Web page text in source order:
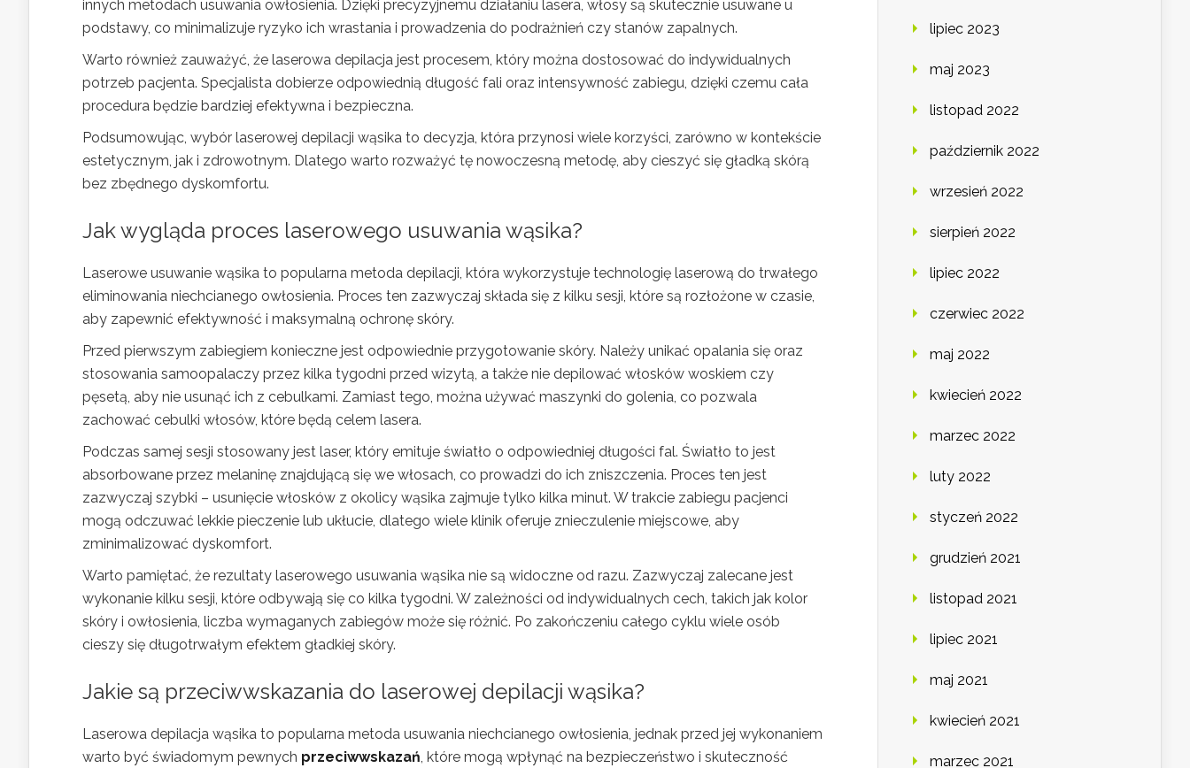
innych metodach usuwania owłosienia. Dzięki precyzyjnemu działaniu lasera, włosy są skutecznie usuwane u
podstawy, co minimalizuje ryzyko ich wrastania i prowadzenia do podrażnień czy stanów zapalnych.
Warto również zauważyć, że laserowa depilacja jest procesem, który można dostosować do indywidualnych
potrzeb pacjenta. Specjalista dobierze odpowiednią długość fali oraz intensywność zabiegu, dzięki czemu cała
procedura będzie bardziej efektywna i bezpieczna.
Podsumowując, wybór laserowej depilacji wąsika to decyzja, która przynosi wiele korzyści, zarówno w kontekście
estetycznym, jak i zdrowotnym. Dlatego warto rozważyć tę nowoczesną metodę, aby cieszyć się gładką skórą
bez zbędnego dyskomfortu.
Jak wygląda proces laserowego usuwania wąsika?
Laserowe usuwanie wąsika to popularna metoda depilacji, która wykorzystuje technologię laserową do trwałego
eliminowania niechcianego owłosienia. Proces ten zazwyczaj składa się z kilku sesji, które są rozłożone w czasie,
aby zapewnić efektywność i maksymalną ochronę skóry.
Przed pierwszym zabiegiem konieczne jest odpowiednie przygotowanie skóry. Należy unikać opalania się oraz
stosowania samoopalaczy przez kilka tygodni przed wizytą, a także nie depilować włosków woskiem czy
pęsetą, aby nie usunąć ich z cebulkami. Zamiast tego, można używać maszynki do golenia, co pozwala
zachować cebulki włosów, które będą celem lasera.
Podczas samej sesji stosowany jest laser, który emituje światło o odpowiedniej długości fal. Światło to jest
absorbowane przez melaninę znajdującą się we włosach, co prowadzi do ich zniszczenia. Proces ten jest
zazwyczaj szybki – usunięcie włosków z okolicy wąsika zajmuje tylko kilka minut. W trakcie zabiegu pacjenci
mogą odczuwać lekkie pieczenie lub ukłucie, dlatego wiele klinik oferuje znieczulenie miejscowe, aby
zminimalizować dyskomfort.
Warto pamiętać, że rezultaty laserowego usuwania wąsika nie są widoczne od razu. Zazwyczaj zalecane jest
wykonanie kilku sesji, które odbywają się co kilka tygodni. W zależności od indywidualnych cech, takich jak kolor
skóry i owłosienia, liczba wymaganych zabiegów może się różnić. Po zakończeniu całego cyklu wiele osób
cieszy się długotrwałym efektem gładkiej skóry.
Jakie są przeciwwskazania do laserowej depilacji wąsika?
Laserowa depilacja wąsika to popularna metoda usuwania niechcianego owłosienia, jednak przed jej wykonaniem
warto być świadomym pewnych przeciwwskazań , które mogą wpłynąć na bezpieczeństwo i skuteczność
lipiec 2023
maj 2023
listopad 2022
październik 2022
wrzesień 2022
sierpień 2022
lipiec 2022
czerwiec 2022
maj 2022
kwiecień 2022
marzec 2022
luty 2022
styczeń 2022
grudzień 2021
listopad 2021
lipiec 2021
maj 2021
kwiecień 2021
marzec 2021